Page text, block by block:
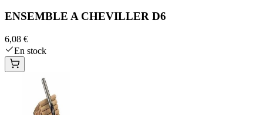
ENSEMBLE A CHEVILLER D6
6,08 €
En stock